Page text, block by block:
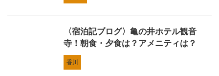
〈宿泊記ブログ〉亀の井ホテル観音
寺！朝食・夕食は？アメニティは？
香川